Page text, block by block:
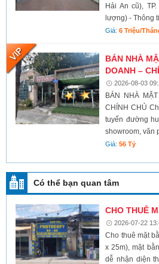
Hải An cũ),
lượng) - Thông
Giá:6 Triệu/
BÁN NHÀ
DOANH –
2026-08-03
BÁN NHÀ
CHÍNH CHỦ
tuyến đường
showroom, văn
Giá:56 Tỷ
Có thể bạn quan tâm
CHO THUÊ
2026-07-22
Cho thuê mặt
x 25m), mặt
dễ nhận diện